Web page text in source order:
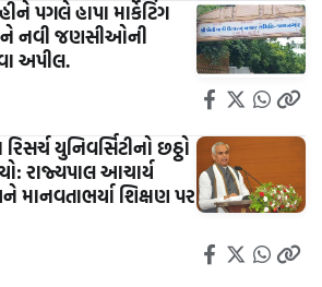
પગલે હાપા માર્કેટિંગ
નવી જણસીઓની
અપીલ.
યુનિવર્સિટીનો છઠ્ઠો
રાજ્યપાલ આચાર્ય
માનવતાભર્યા શિક્ષણ પર